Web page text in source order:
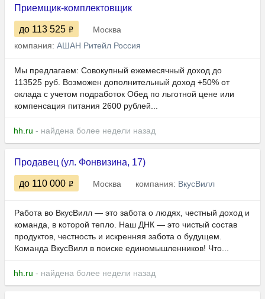
Приемщик-комплектовщик
до 113 525
Москва
компания: АШАН Ритейл Россия
Мы предлагаем: Совокупный ежемесячный доход до
113525 руб. Возможен дополнительный доход +50% от
оклада с учетом подработок Обед по льготной цене или
компенсация питания 2600 рублей...
hh.ru - найдена более недели назад
Продавец (ул. Фонвизина, 17)
до 110 000 Москва компания: ВкусВилл
Работа во ВкусВилл — это забота о людях, честный доход и
команда, в которой тепло. Наш ДНК — это чистый состав
продуктов, честность и искренняя забота о будущем.
Команда ВкусВилл в поиске единомышленников! Что...
hh.ru - найдена более недели назад